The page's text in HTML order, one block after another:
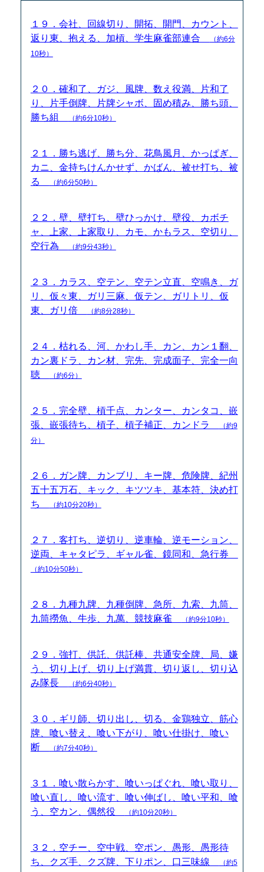
１９．会社、回線切り、開拓、開門、カウント、
返り東、抱える、加槓、学生麻雀部連合
（約6分
10秒）
２０．確和了、ガジ、風牌、数え役満、片和了
り、片手倒牌、片牌シャボ、固め積み、勝ち頭、
勝ち組
（約6分10秒）
２１．勝ち逃げ、勝ち分、花鳥風月、かっぱぎ、
カニ、金持ちけんかせず、かばん、被せ打ち、被
る
（約6分50秒）
２２．壁、壁打ち、壁ひっかけ、壁役、カボチ
ャ、上家、上家取り、カモ、かもラス、空切り、
空行為
（約9分43秒）
２３．カラス、空テン、空テン立直、空鳴き、ガ
リ、仮々東、ガリ三麻、仮テン、ガリトリ、仮
東、ガリ倍
（約8分28秒）
２４．枯れる、河、かわし手、カン、カン１翻、
カン裏ドラ、カン材、完先、完成面子、完全一向
聴
（約6分）
２５．完全壁、槓千点、カンター、カンタコ、嵌
張、嵌張待ち、槓子、槓子補正、カンドラ
（約9
分）
２６．ガン牌、カンブリ、キー牌、危険牌、紀州
五十五万石、キック、キツツキ、基本符、決め打
ち
（約10分20秒）
２７．客打ち、逆切り、逆車輪、逆モーション、
逆両、キャタピラ、ギャル雀、鏡同和、急行券
（約10分50秒）
２８．九種九牌、九種倒牌、急所、九索、九筒、
九筒撈魚、牛歩、九萬、競技麻雀
（約9分10秒）
２９．強打、供託、供託棒、共通安全牌、局、嫌
う、切り上げ、切り上げ満貫、切り返し、切り込
み隊長
（約6分40秒）
３０．ギリ師、切り出し、切る、金鶏独立、筋心
牌、喰い替え、喰い下がり、喰い仕掛け、喰い
断
（約7分40秒）
３１．喰い散らかす、喰いっぱぐれ、喰い取り、
喰い直し、喰い流す、喰い伸ばし、喰い平和、喰
う、空カン、偶然役
（約10分20秒）
３２．空チー、空中戦、空ポン、愚形、愚形待
ち、クズ手、クズ牌、下りポン、口三味線
（約5